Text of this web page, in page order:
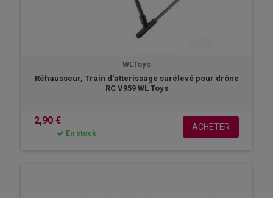
WLToys
Réhausseur, Train d'atterissage surélevé pour drône
RC V959 WL Toys
2,90 €
En stock
ACHETER